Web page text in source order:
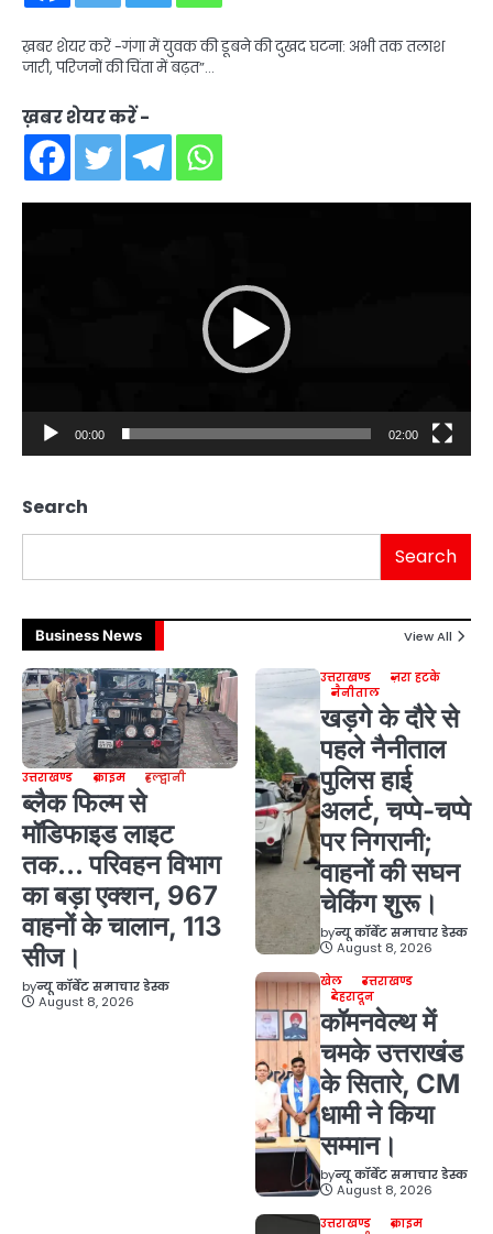
ख़बर शेयर करें -गंगा में युवक की डूबने की दुखद घटना: अभी तक तलाश
जारी, परिजनों की चिंता में बढ़त”…
ख़बर शेयर करें -
00:00 02:00
Search
Search
Business News View All
उत्तराखण्ड क्राइम हल्द्वानी
ब्लैक फिल्म से
मॉडिफाइड लाइट
तक… परिवहन विभाग
का बड़ा एक्शन, 967
वाहनों के चालान, 113
सीज।
byन्यू कॉर्बेट समाचार डेस्क
August 8, 2026
उत्तराखण्ड
ज़रा हटके
नैनीताल
खड़गे के दौरे से
पहले नैनीताल
पुलिस हाई
अलर्ट, चप्पे-चप्पे
पर निगरानी;
वाहनों की सघन
चेकिंग शुरू।
byन्यू कॉर्बेट समाचार डेस्क
August 8, 2026
खेल
उत्तराखण्ड
देहरादून
कॉमनवेल्थ में
चमके उत्तराखंड
के सितारे, CM
धामी ने किया
सम्मान।
byन्यू कॉर्बेट समाचार डेस्क
August 8, 2026
उत्तराखण्ड
क्राइम